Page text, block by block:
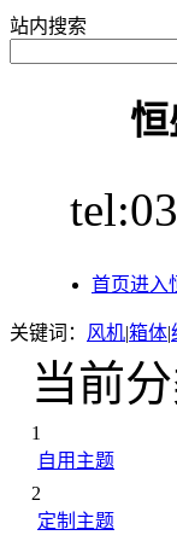
站内搜索
恒
首页进入
关键词： 风机|箱体|
当前
1
自用主题
2
定制主题